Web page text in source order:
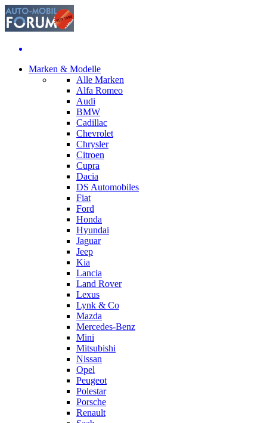
Marken & Modelle
Alle Marken
Alfa Romeo
Audi
BMW
Cadillac
Chevrolet
Chrysler
Citroen
Cupra
Dacia
DS Automobiles
Fiat
Ford
Honda
Hyundai
Jaguar
Jeep
Kia
Lancia
Land Rover
Lexus
Lynk & Co
Mazda
Mercedes-Benz
Mini
Mitsubishi
Nissan
Opel
Peugeot
Polestar
Porsche
Renault